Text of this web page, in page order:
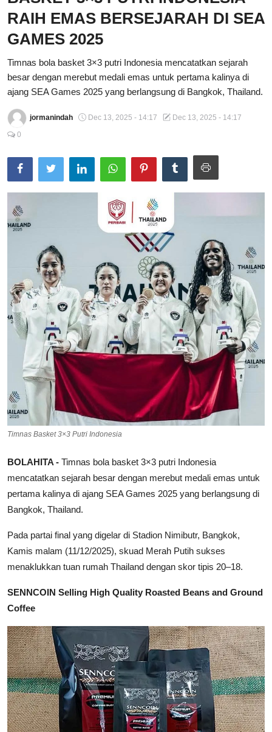
Total Sports
Contact
Pedoman Media Siber
RAIH EMAS BERSEJARAH DI SEA
GAMES 2025
Timnas bola basket 3×3 putri Indonesia mencatatkan sejarah
besar dengan merebut medali emas untuk pertama kalinya di
ajang SEA Games 2025 yang berlangsung di Bangkok, Thailand.
jormanindah Dec 13, 2025 - 14:17
Dec 13, 2025 - 14:17
0
Timnas Basket 3×3 Putri Indonesia
BOLAHITA - Timnas bola basket 3×3 putri Indonesia
mencatatkan sejarah besar dengan merebut medali emas untuk
pertama kalinya di ajang SEA Games 2025 yang berlangsung di
Bangkok, Thailand.
Pada partai final yang digelar di Stadion Nimibutr, Bangkok,
Kamis malam (11/12/2025), skuad Merah Putih sukses
menaklukkan tuan rumah Thailand dengan skor tipis 20–18.
SENNCOIN Selling High Quality Roasted Beans and Ground
Coffee